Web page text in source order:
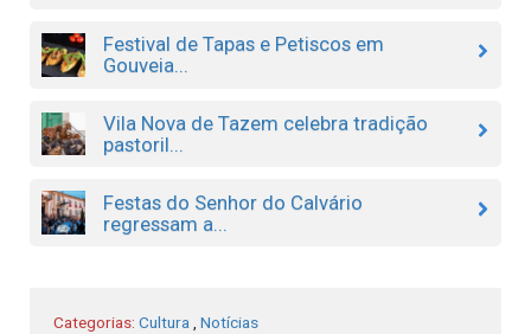
Festival de Tapas e Petiscos em
Gouveia...
Vila Nova de Tazem celebra tradição
pastoril...
Festas do Senhor do Calvário
regressam a...
Categorias: Cultura
Notícias